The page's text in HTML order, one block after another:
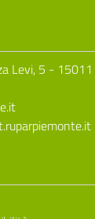
Levi, 5 - 15011